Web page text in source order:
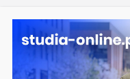
Ostatnie
wpisy:
Dodatkowa
studiów